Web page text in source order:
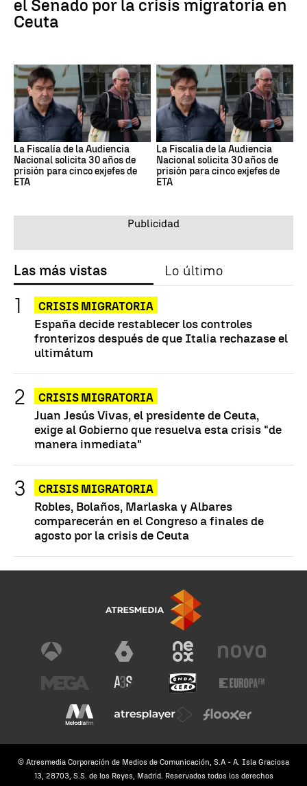
el Senado por la crisis migratoria en
Ceuta
La Fiscalía de la Audiencia
Nacional solicita 30 años de
prisión para cinco exjefes de
ETA
La Fiscalía de la Audiencia
Nacional solicita 30 años de
prisión para cinco exjefes de
ETA
Las más vistas Lo último
CRISIS MIGRATORIA
España decide restablecer los controles
fronterizos después de que Italia rechazase el
ultimátum
CRISIS MIGRATORIA
Juan Jesús Vivas, el presidente de Ceuta,
exige al Gobierno que resuelva esta crisis "de
manera inmediata"
CRISIS MIGRATORIA
Robles, Bolaños, Marlaska y Albares
comparecerán en el Congreso a finales de
agosto por la crisis de Ceuta
© Atresmedia Corporación de Medios de Comunicación, S.A - A. Isla Graciosa
13, 28703, S.S. de los Reyes, Madrid. Reservados todos los derechos